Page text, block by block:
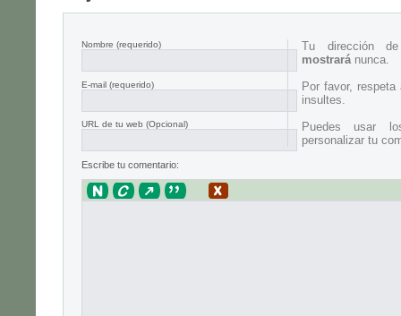
Nombre (requerido)
E-mail (requerido)
URL de tu web (Opcional)
Tu dirección
mostraránunca.
Por favor,
insultes.
Puedes usar
personalizar tu
Escribe tu comentario: